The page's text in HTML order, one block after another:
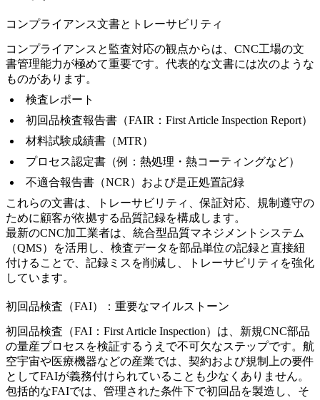
コンプライアンス文書とトレーサビリティ
コンプライアンスと監査対応の観点からは、CNC工場の文
書管理能力が極めて重要です。代表的な文書には次のような
ものがあります。
検査レポート
初回品検査報告書（FAIR：First Article Inspection Report）
材料試験成績書（MTR）
プロセス認定書（例： 熱処理・熱コーティングなど）
不適合報告書（NCR）および是正処置記録
これらの文書は、トレーサビリティ、保証対応、規制遵守の
ために顧客が依拠する品質記録を構成します。
最新のCNC加工業者は、統合型品質マネジメントシステム
（QMS）を活用し、検査データを部品単位の記録と直接紐
付けることで、記録ミスを削減し、トレーサビリティを強化
しています。
初回品検査（FAI）：重要なマイルストーン
初回品検査（FAI：First Article Inspection）は、新規CNC部品
の量産プロセスを検証するうえで不可欠なステップです。 航
空宇宙や医療機器などの産業では、契約および規制上の要件
としてFAIが義務付けられていることも少なくありません。
包括的なFAIでは、管理された条件下で初回品を製造し、そ